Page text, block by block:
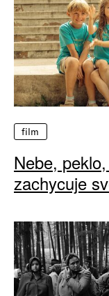
film
Nebe,
zachycuje